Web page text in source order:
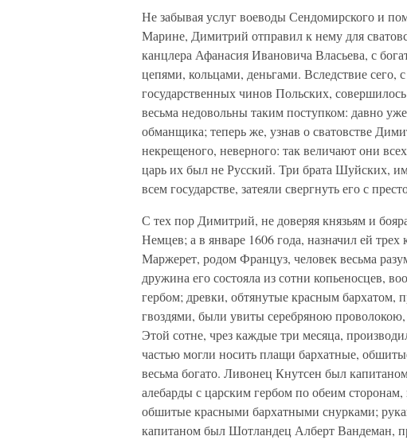
Не забывая услуг воеводы Сендомирского и
Марине, Димитрий отправил к нему для
канцлера Афанасия Ивановича Власьева, с
цепями, кольцами, деньгами. Вследствие сего,
государственных чинов Польских,
весьма недовольны таким поступком: давно
обманщика; теперь же, узнав о сватовстве
некрещеного, неверного: так величают они
царь их был не Русский. Три брата Шуйских,
всем государстве, затеяли свергнуть его с
С тех пор Димитрий, не доверяя князьям и
Немцев; а в январе 1606 года, назначил ей
Маржерет, родом Француз, человек весьма
дружина его состояла из сотни копьеносцев,
гербом; древки, обтянутые красным
гвоздями, были увиты серебряною
Этой сотне, чрез каждые три месяца,
частью могли носить плащи бархатные,
весьма богато. Ливонец Кнутсен был
алебарды с царским гербом по обеим
обшитые красными бархатными снурками;
капитаном был Шотландец Алберт Вандеман,